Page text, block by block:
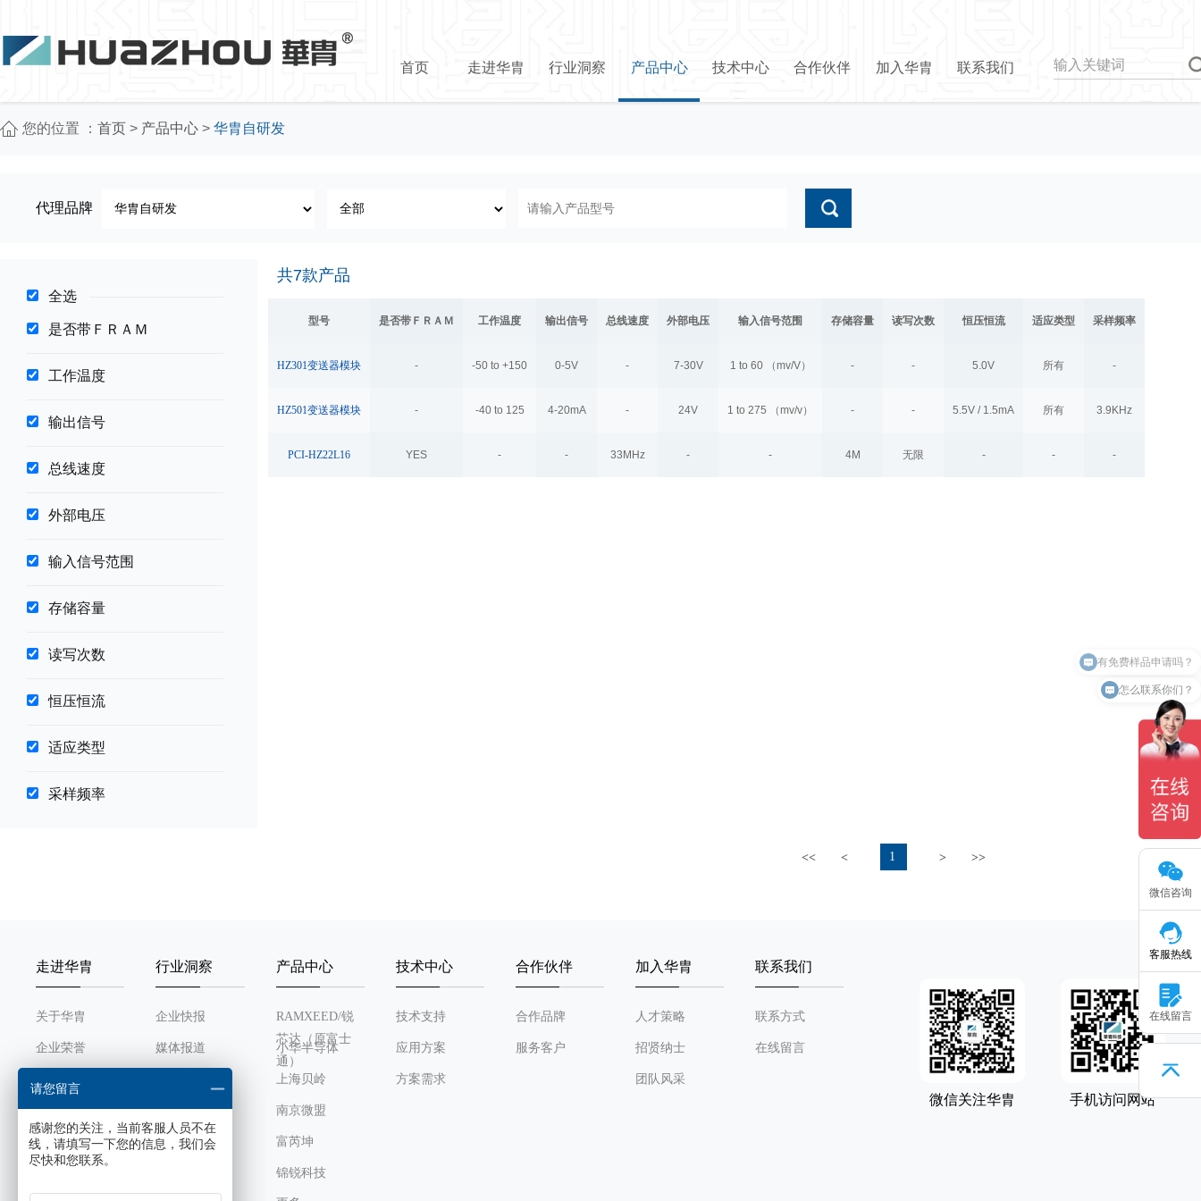
首页 走进华胄 行业洞察 产品中心 技术中心 合作伙伴 加入华胄 联系我们
您的位置 ： 首页 > 产品中心 > 华胄自研发
代理品牌
全选
是否带ＦＲＡＭ
工作温度
输出信号
总线速度
外部电压
输入信号范围
存储容量
读写次数
恒压恒流
适应类型
采样频率
共7款产品
型号 是否带ＦＲＡＭ 工作温度 输出信号 总线速度 外部电压 输入信号范围 存储容量 读写次数 恒压恒流 适应类型 采样频率
HZ301变送器模块 - -50 to +150 0-5V - 7-30V 1 to 60 （mv/V） - - 5.0V 所有 -
HZ501变送器模块 - -40 to 125 4-20mA - 24V 1 to 275 （mv/v） - - 5.5V / 1.5mA 所有 3.9KHz
PCI-HZ22L16 YES - - 33MHz - - 4M 无限 - - -
<< < 1 > >>
走进华胄
关于华胄
企业荣誉
发展历程
组织架构
企业文化
行业洞察
企业快报
媒体报道
产品中心
RAMXEED/锐
芯达（原富士
通）
小华半导体
上海贝岭
南京微盟
富芮坤
锦锐科技
技术中心
技术支持
应用方案
方案需求
合作伙伴
合作品牌
服务客户
加入华胄
人才策略
招贤纳士
团队风采
联系我们
联系方式
在线留言
微信关注华胄 手机访问网站
微信咨询
客服热线
在线留言
怎么联系你们？
请您留言
感谢您的关注，当前客服人员不在
线，请填写一下您的信息，我们会
尽快和您联系。